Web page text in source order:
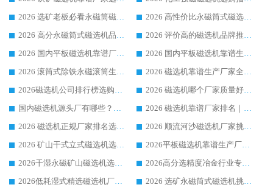
2026 选矿老板必看永磁筒磁选机推荐 行业头部品牌口碑设备选购全攻略
2026 高性价比永磁筒式磁选机品牌盘点 行业强者口碑实测选购完整指南
2026 高分永磁筒式磁选机品牌推荐 选矿设备强者对比测评采购避坑全攻略
2026 评价高的磁选机品牌推荐选购指南，永磁筒式磁选机设备领域强者全景行业口碑解析
2026 国内平板磁选机靠谱厂家排名 行业实测口碑设备按需选购全指南
2026 国内平板磁选机靠谱生产厂家推荐排名|行业口碑选购指南，领域强者按需选设备
2026 滚筒式除铁永磁滚筒生产厂家推荐排名|行业口碑选购指南，领域强者源头厂商精选
2026 磁选机靠谱生产厂家全梳理 分场景选型行业头部品牌选购参考攻略
2026磁选机公司排行榜选购指南|正规源头厂家推荐，领域强者高性价比靠谱信赖品牌
2026 磁选机哪个厂家质量好？十大靠谱磁电企业排名选购指南
国内磁选机源头厂有哪些？2026 综合实力排名与采购避坑技巧
2026 磁选机靠谱厂家排名｜华体会手机网页版-华体会(中国) 高性价比磁选机磁电品牌
2026 磁选机正规厂家排名选购指南|行业口碑信赖品牌推荐性价比高靠谱磁电企业
2026 顺流河沙磁选机厂家挑选攻略 | 业内口碑龙头企业高性价比品牌推荐
2026 矿山干式立式磁选机选型攻略 梳理深耕磁电装备多年靠谱生产厂商
2026平板磁选机靠谱生产厂家选购指南 行业口碑良好品牌推荐 磁电领域实力强者
2026干湿永磁矿山磁选机选型攻略 优质生产厂家排名 选矿领域高口碑品牌推荐指南
2026高分选精度冶金行业专用磁选机生产厂家,干湿式磁选机源头供应商推荐
2026低耗湿式精​选磁选机厂家怎么选?湿式精选磁选机供应商，行业认可度较高生产厂家华体会手机网页版-华体会(中国) 全面解析
2026 选矿永磁筒式磁选机挑选指南 华体会手机网页版-华体会(中国) 推荐品牌行业口碑佳实力突出